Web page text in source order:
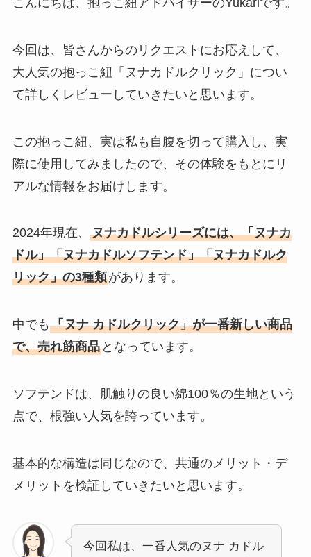
今回は、皆さんからのリクエストにお応えして、
大人気の抱っこ紐「ヌナカドルクリック」につい
て詳しくレビューしていきたいと思います。
この抱っこ紐、実は私も自腹を切って購入し、実
際に使用してみましたので、その体験をもとにリ
アルな情報をお届けします。
2024年現在、 ヌナカドルシリーズには、「ヌナカ
ドル」「ヌナカドルソフテンド」「ヌナカドルク
リック」の3種類があります。
中でも 「ヌナ カドルクリック」が一番新しい商品
で、売れ筋商品となっています。
ソフテンドは、肌触りの良い綿100％の生地という
点で、根強い人気を誇っています。
基本的な構造は同じなので、共通のメリット・デ
メリットを検証していきたいと思います。
今回私は、一番人気のヌナ カドル